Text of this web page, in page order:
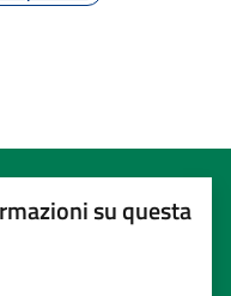
su questa